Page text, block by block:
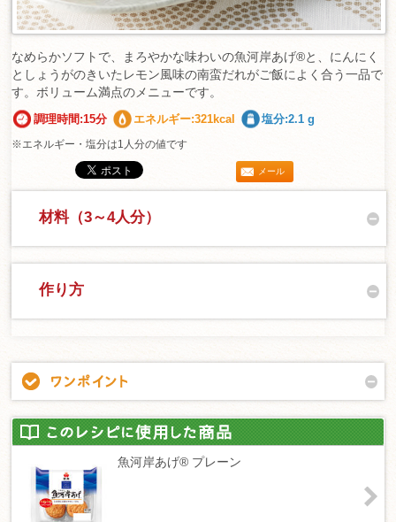
なめらかソフトで、まろやかな味わいの魚河岸あげ®と、にんにく
としょうがのきいたレモン風味の南蛮だれがご飯によく合う一品で
す。ボリューム満点のメニューです。
調理時間:15分 エネルギー:321kcal 塩分:2.1 g
※エネルギー・塩分は1人分の値です
メール
材料（3～4人分）
作り方
魚河岸あげ® プレーン